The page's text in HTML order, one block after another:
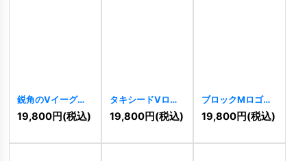
鋭角のVイーグル
ロゴ[6492]
19,800円(税込)
タキシードVロゴ
[6389]
19,800円(税込)
ブロックMロゴ
[6213]
19,800円(税込)